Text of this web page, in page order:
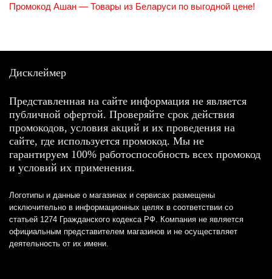
Промокод Ашан — Товары из Беларуси по выгодной цене!
Дисклеймер
Представленная на сайте информация не является
публичной офертой. Проверяйте срок действия
промокодов, условия акций и их проведения на
сайте, где используется промокод. Мы не
гарантируем 100% работоспособность всех промокод
и условий их применения.
Логотипы и данные о магазинах и сервисах размещены
исключительно в информационных целях в соответствии со
статьей 1274 Гражданского кодекса РФ. Компания не является
официальным представителем магазинов и не осуществляет
деятельность от их имени.